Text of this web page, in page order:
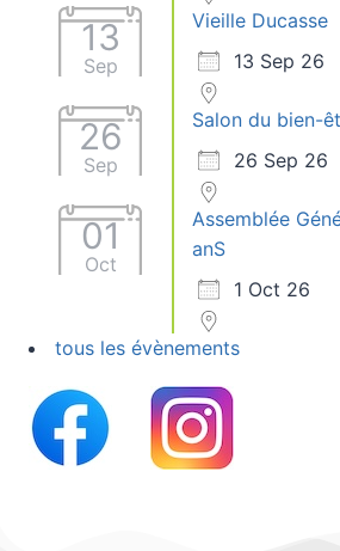
13
Sep
Vieille Ducasse
13 Sep 26
26
Sep
Salon du bien-
26 Sep 26
01
Oct
Assemblée
anS
1 Oct 26
tous les évènements